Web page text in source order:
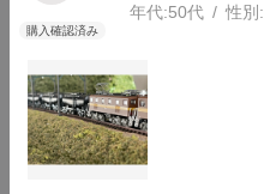
年代:50代 性別: